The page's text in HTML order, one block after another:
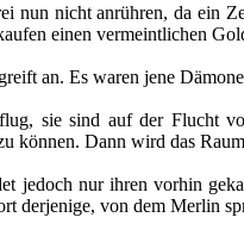
nun nicht anrühren, da ein
einen vermeintlichen
an. Es waren jene
sie sind auf der Flucht
können. Dann wird das
jedoch nur ihren vorhin
derjenige, von dem Merlin